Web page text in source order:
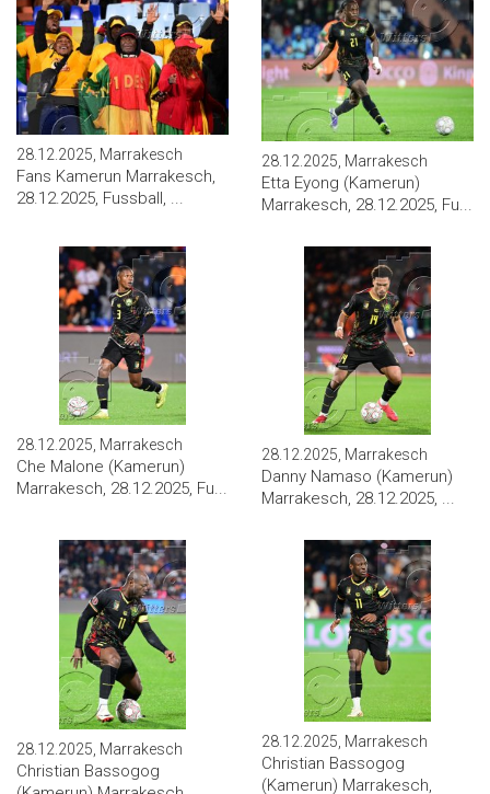
28.12.2025, Marrakesch
Fans Kamerun Marrakesch,
28.12.2025, Fussball, ...
28.12.2025, Marrakesch
Etta Eyong (Kamerun)
Marrakesch, 28.12.2025, Fu...
28.12.2025, Marrakesch
Che Malone (Kamerun)
Marrakesch, 28.12.2025, Fu...
28.12.2025, Marrakesch
Danny Namaso (Kamerun)
Marrakesch, 28.12.2025, ...
28.12.2025, Marrakesch
Christian Bassogog
28.12.2025, Marrakesch
Christian Bassogog
(Kamerun) Marrakesch,